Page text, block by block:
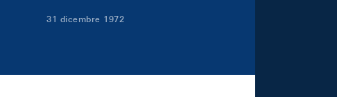
31 dicembre 1972